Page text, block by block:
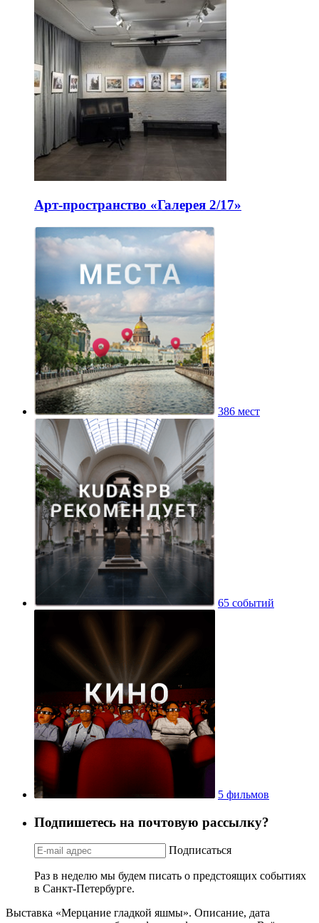
Арт-пространство «Галерея 2/17»
386 мест
65 событий
5 фильмов
Подпишетесь на почтовую рассылку?
Подписаться
Раз в неделю мы будем писать о предстоящих событиях
в Санкт-Петербурге.
Выставка «Мерцание гладкой яшмы». Описание, дата